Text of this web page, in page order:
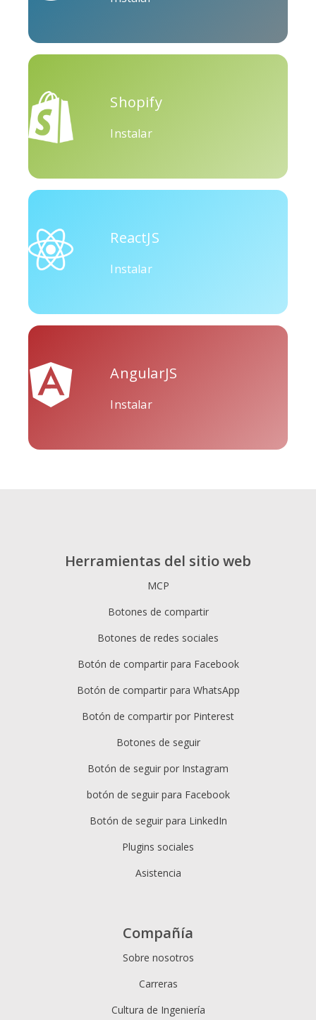
Houzz Threads
Tripadvisor
Shopify
Instalar
ReactJS
Instalar
AngularJS
Instalar
Herramientas del sitio web
MCP
Botones de compartir
Botones de redes sociales
Botón de compartir para Facebook
Botón de compartir para WhatsApp
Botón de compartir por Pinterest
Botones de seguir
Botón de seguir por Instagram
botón de seguir para Facebook
Botón de seguir para LinkedIn
Plugins sociales
Asistencia
Compañía
Sobre nosotros
Carreras
Cultura de Ingeniería